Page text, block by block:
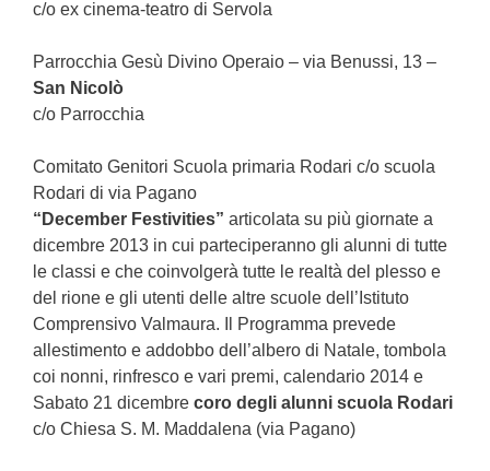
c/o ex cinema-teatro di Servola
Parrocchia Gesù Divino Operaio – via Benussi, 13 –
San Nicolò
c/o Parrocchia
Comitato Genitori Scuola primaria Rodari c/o scuola
Rodari di via Pagano
“December Festivities” articolata su più giornate a
dicembre 2013 in cui parteciperanno gli alunni di tutte
le classi e che coinvolgerà tutte le realtà del plesso e
del rione e gli utenti delle altre scuole dell’Istituto
Comprensivo Valmaura. Il Programma prevede
allestimento e addobbo dell’albero di Natale, tombola
coi nonni, rinfresco e vari premi, calendario 2014 e
Sabato 21 dicembre coro degli alunni scuola Rodari
c/o Chiesa S. M. Maddalena (via Pagano)